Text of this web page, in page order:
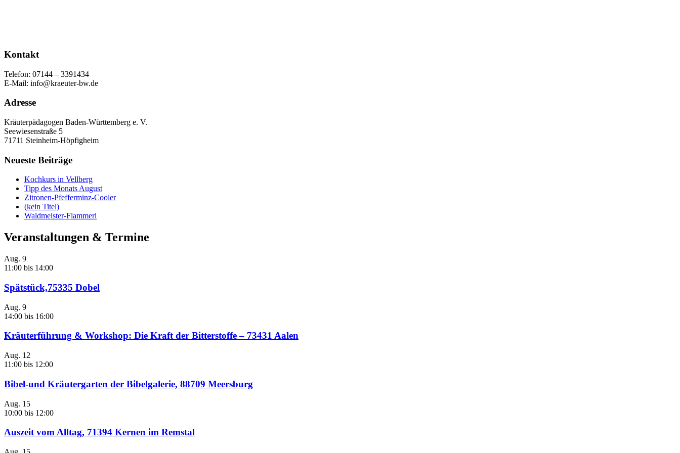
Kontakt
Telefon: 07144 – 3391434
E-Mail: info@kraeuter-bw.de
Adresse
Kräuterpädagogen Baden-Württemberg e. V.
Seewiesenstraße 5
71711 Steinheim-Höpfigheim
Neueste Beiträge
Kochkurs in Vellberg
Tipp des Monats August
Zitronen-Pfefferminz-Cooler
(kein Titel)
Waldmeister-Flammeri
Veranstaltungen & Termine
Aug. 9
11:00 bis 14:00
Spätstück,75335 Dobel
Aug. 9
14:00 bis 16:00
Kräuterführung & Workshop: Die Kraft der Bitterstoffe – 73431 Aalen
Aug. 12
11:00 bis 12:00
Bibel-und Kräutergarten der Bibelgalerie, 88709 Meersburg
Aug. 15
10:00 bis 12:00
Auszeit vom Alltag, 71394 Kernen im Remstal